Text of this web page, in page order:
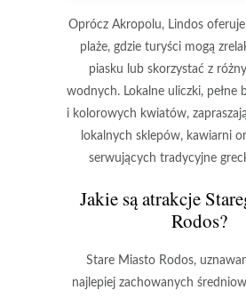
Oprócz Akropolu, Lindos
plaże, gdzie turyści mogą
piasku lub skorzystać z
wodnych. Lokalne uliczki, pełne
i kolorowych kwiatów,
lokalnych sklepów, kawiarni
serwujących tradycyjne
Jakie są atrakcje
Rodos?
Stare Miasto Rodos,
najlepiej zachowanych